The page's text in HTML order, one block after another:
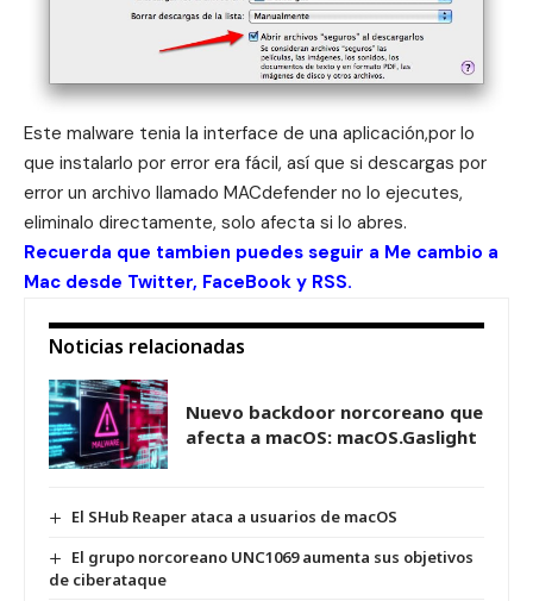
Este malware tenia la interface de una aplicación,por lo
que instalarlo por error era fácil, así que si descargas por
error un archivo llamado MACdefender no lo ejecutes,
eliminalo directamente, solo afecta si lo abres.
Recuerda que tambien puedes seguir a Me cambio a
Mac desde Twitter, FaceBook y RSS.
Noticias relacionadas
Nuevo backdoor norcoreano que
afecta a macOS: macOS.Gaslight
El SHub Reaper ataca a usuarios de macOS
El grupo norcoreano UNC1069 aumenta sus objetivos
de ciberataque